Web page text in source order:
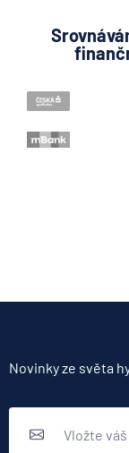
Novinky ze světa